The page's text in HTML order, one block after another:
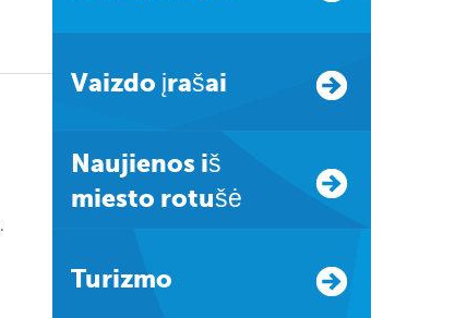
Vaizdo įrašai
Naujienos iš
miesto rotušė
Turizmo